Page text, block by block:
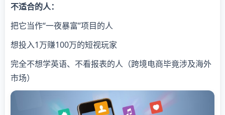
不适合的人：
把它当作“一夜暴富”项目的人
想投入1万赚100万的短视玩家
完全不想学英语、不看报表的人（跨境电商毕竟涉及海外
市场）